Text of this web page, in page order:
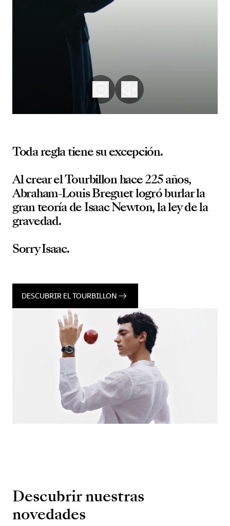
Toda regla tiene su excepción.
Al crear el Tourbillon hace 225 años,
Abraham-Louis Breguet logró burlar la
gran teoría de Isaac Newton, la ley de la
gravedad.
Sorry Isaac.
DESCUBRIR EL TOURBILLON
Descubrir nuestras
novedades